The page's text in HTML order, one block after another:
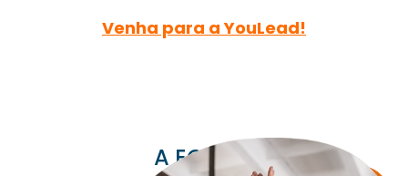
Venha para a YouLead!
A EQUIPA